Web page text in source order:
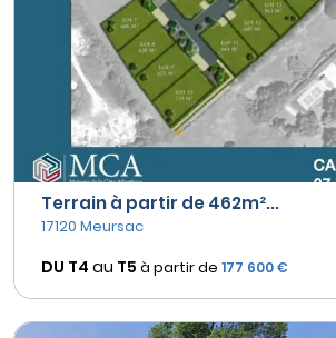
Terrain à partir de 462m²...
17120 Meursac
DU T4 au T5 à partir de 177 600 €